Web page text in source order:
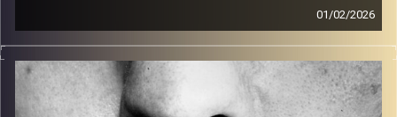
01/02/2026
זיפים, מוזיקה מחוספסת של הופעות חיות. הרבה ג'אם, רוק,
בלוז, bluegrass, ג'אז, Fאנק, פרוגרסיב ואפילו אלקטרוניקה.
כל מה שחי, אמיתי ונושם.
עם שמוליק רגב.